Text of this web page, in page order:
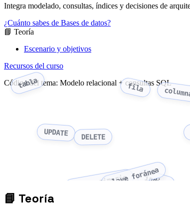
Integra modelado, consultas, índices y decisiones de
¿Cuánto sabes de Bases de datos?
📘 Teoría
Escenario y objetivos
Recursos del curso
Código del tema: Modelo relacional + consultas SQL
tabla fila
UPDATE DELETE
clave primariaclave foránea
índice
📘 Teoría